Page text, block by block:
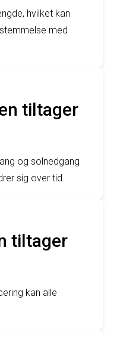
hvilket kan
med
tiltager
og solnedgang
sig over tid.
tiltager
kan alle